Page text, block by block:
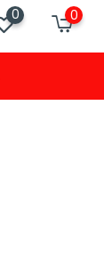
0 0